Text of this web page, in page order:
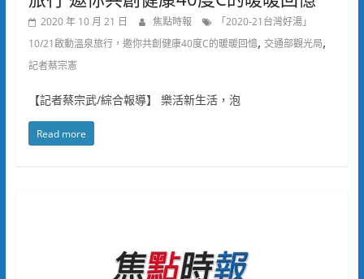
2020 年 10 月 21 日 焦點時報
「2020-21台灣好湯」
10/21啟動溫泉旅行，邀你共創健康40度C的暖暖回憶, 交通部觀光局,
記者蔡宗憲
【記者蔡宗武/綜合報導】 樂活新生活，泡
Read more